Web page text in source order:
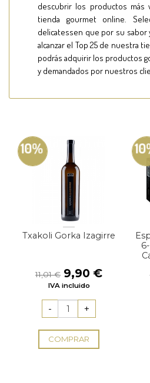
descubrir los productos más
tienda gourmet online.
delicatessen que por su sabor
alcanzar el Top 25 de nuestra
podrás adquirir los productos
y demandados por nuestros
10%
Txakoli Gorka Izagirre
11,01€ El
precio
era:
11,01 €.
9,90 €El
IVA incluido
COMPRAR